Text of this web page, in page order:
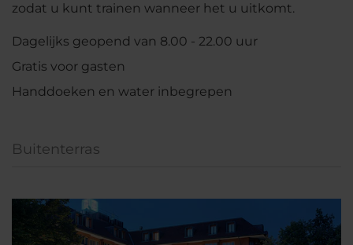
zodat u kunt trainen wanneer het u uitkomt.
Dagelijks geopend van 8.00 - 22.00 uur
Gratis voor gasten
Handdoeken en water inbegrepen
Buitenterras